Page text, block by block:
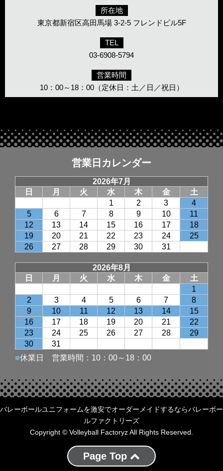
所在地
東京都新宿区高田馬場 3-2-5 フレンドビル5F
TEL
03-6908-5794
営業時間
10：00～18：00（定休日：土／日／祝日）
営業日カレンダー
バレーボールユニフォームを激安でオーダーメイドするならバレーボー
ルファクトリーズ
Copyright © Volleyball Factoryz All Rights Reserved.
Page Top